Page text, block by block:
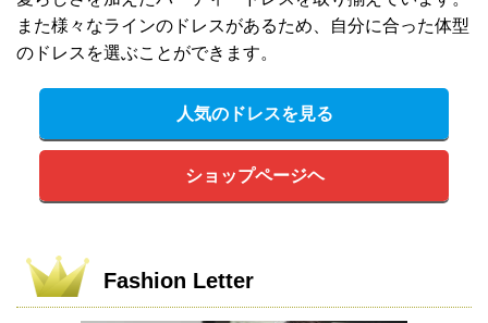
また様々なラインのドレスがあるため、自分に合った体型
のドレスを選ぶことができます。
人気のドレスを見る
ショップページヘ
Fashion Letter